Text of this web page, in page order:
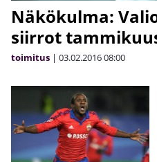
Näkökulma:
siirrot
toimitus | 03.02.201608:00